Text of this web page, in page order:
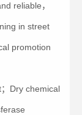
reliable，
in street
promotion
Dry chemical